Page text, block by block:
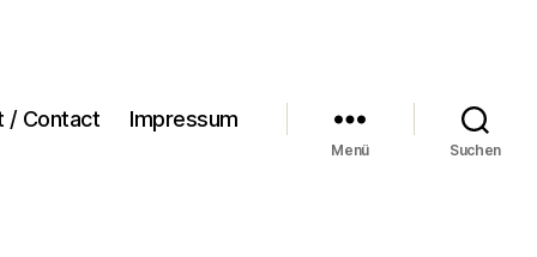
/ Contact Impressum
Menü Suchen